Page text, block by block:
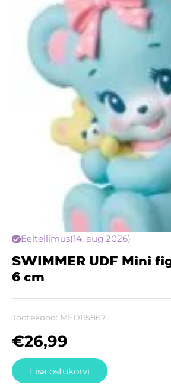
Eeltellimus(14. aug 2026)
SWIMMER UDF Mini
6 cm
Tootekood: MEDI15867
€26,99
Lisa ostukorvi